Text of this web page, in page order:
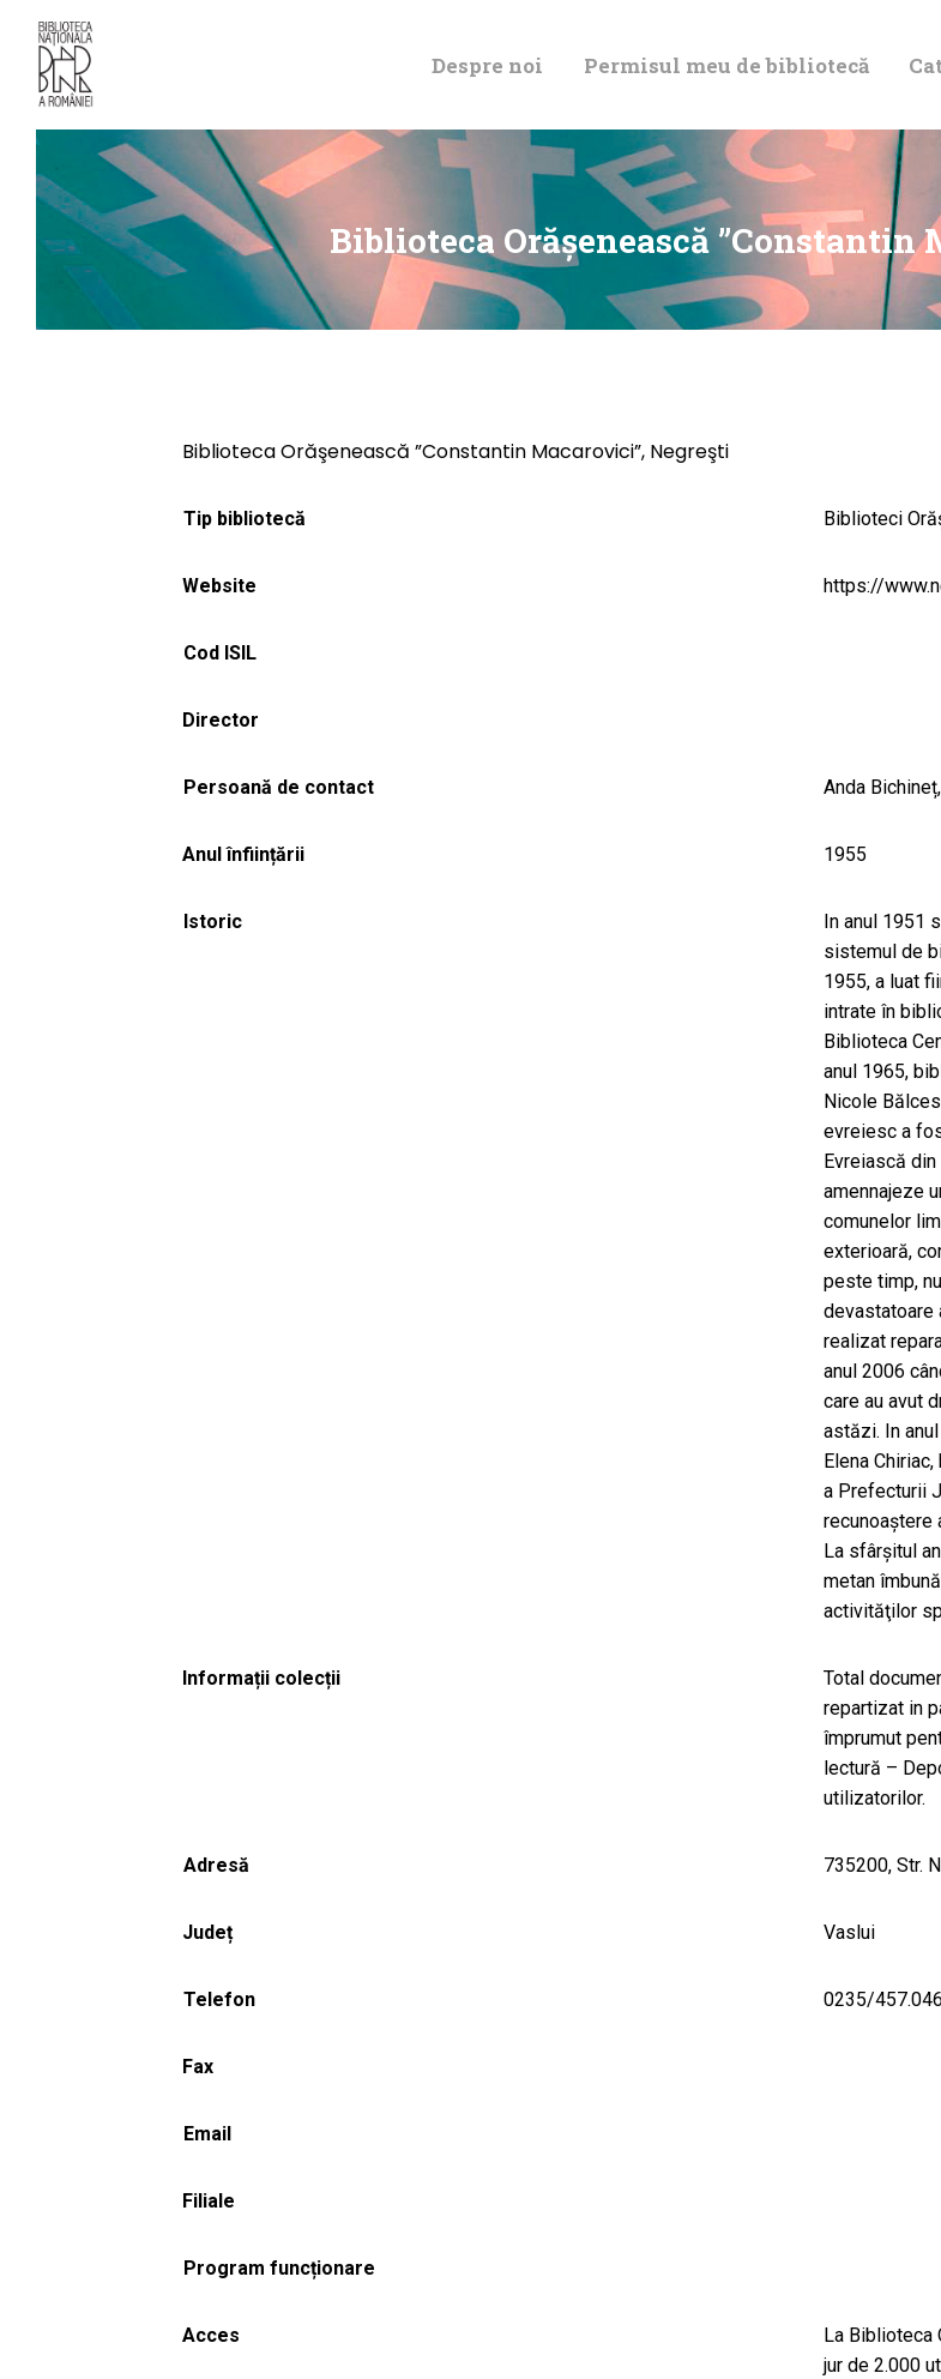
Despre noi Permisul meu de bibliotecă
Biblioteca Orăşenească ”Constantin
DE BIBLIOTECĂ
CATALOAGE ȘI
COLECȚII
Biblioteca Orăşenească ”Constantin Macarovici”, Negreşti
Tip bibliotecă Biblioteci
Website https://
Cod ISIL
Director
Persoană de contact Anda
Anul înființării 1955
Istoric
In anul 1951
sistemul de
1955, a luat
intrate în
Biblioteca
anul 1965,
Nicole
evreiesc a
Evreiască
amennajeze
comunelor
exterioară,
peste timp,
devastatoare
realizat
anul 2006
care au avut
astăzi. In
Elena
a Prefecturii
recunoaştere
La sfârşitul
metan
activităţilor
Informații colecții
Total
repartizat in
împrumut
lectură –
utilizatorilor.
Adresă 735200, Str.
Județ Vaslui
Telefon 0235/457.046
Fax
Email
Filiale
Program funcționare
Acces
La Biblioteca
jur de 2.000